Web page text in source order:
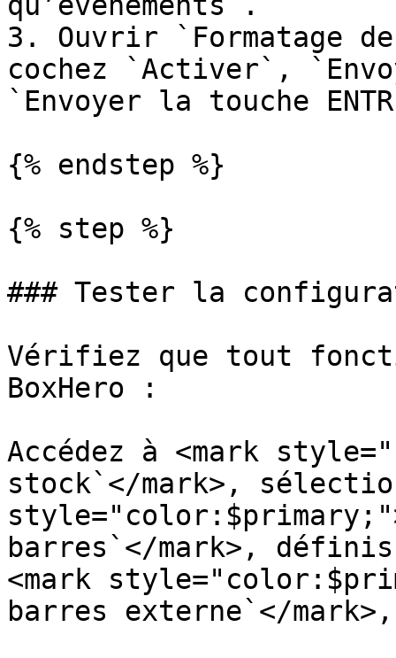
3. Ouvrir `Formatage
cochez `Activer`,
`Envoyer la touche
{% endstep %}
{% step %}
### Tester la
Vérifiez que tout
BoxHero :
Accédez à <mark
stock`</mark>,
barres`</mark>,
<mark
barres externe`</